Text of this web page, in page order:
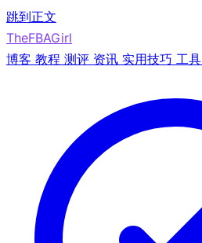
跳到正文
TheFBAGirl
博客 教程 测评 资讯 实用技巧 工具